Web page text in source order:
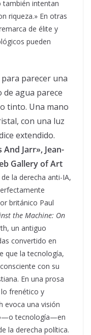
también intentan
riqueza.» En otras
de élite y
pueden
Jarr», Jean-
Gallery of Art
la derecha anti-IA,
británico Paul
the Machine: On
un antiguo
convertido en
que la tecnología,
con su
En una prosa
frenético y
evoca una visión
tecnología—en
la derecha política.